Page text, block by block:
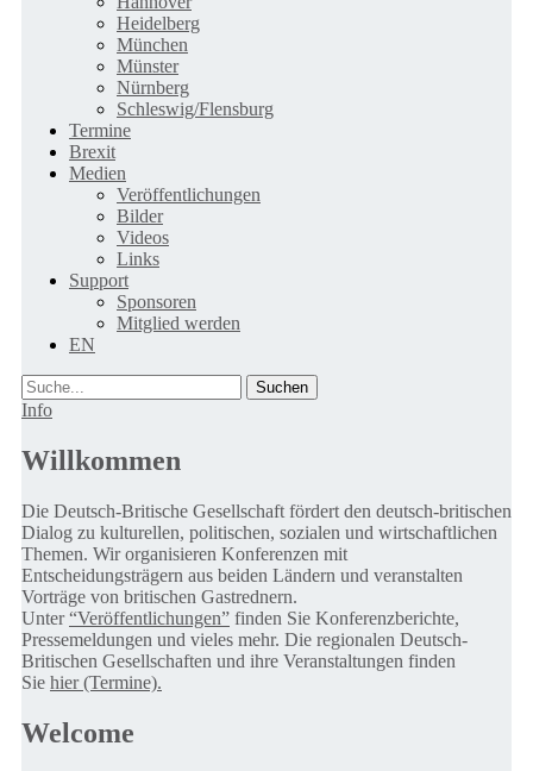
Heidelberg
München
Münster
Nürnberg
Schleswig/Flensburg
Termine
Brexit
Medien
Veröffentlichungen
Bilder
Videos
Links
Support
Sponsoren
Mitglied werden
EN
Suche
Info
Willkommen
Die Deutsch-Britische Gesellschaft fördert den deutsch-britischen
Dialog zu kulturellen, politischen, sozialen und wirtschaftlichen
Themen. Wir organisieren Konferenzen mit
Entscheidungsträgern aus beiden Ländern und veranstalten
Vorträge von britischen Gastrednern.
Unter“Veröffentlichungen” finden Sie Konferenzberichte,
Pressemeldungen und vieles mehr. Die regionalen Deutsch-
Britischen Gesellschaften und ihre Veranstaltungen finden
Sie hier (Termine).
Welcome